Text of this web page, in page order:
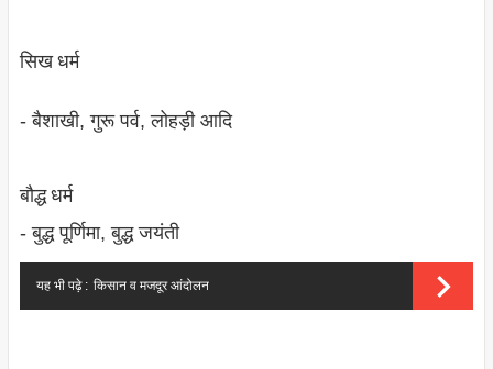
सिख धर्म
- बैशाखी, गुरू पर्व, लोहड़ी आदि
बौद्ध धर्म
- बुद्ध पूर्णिमा, बुद्ध जयंती
यह भी पढ़े : किसान व मजदूर आंदोलन